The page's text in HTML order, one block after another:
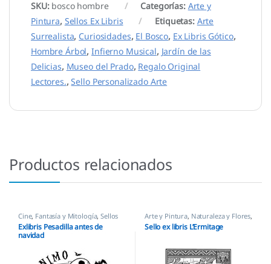
SKU: bosco hombre Categorías: Arte y
Pintura, Sellos Ex Libris Etiquetas: Arte
Surrealista, Curiosidades, El Bosco, Ex Libris Gótico,
Hombre Árbol,Infierno Musical, Jardín de las
Delicias, Museo del Prado, Regalo Original
Lectores.,Sello Personalizado Arte
Productos relacionados
Cine, Fantasía y Mitología,Sellos
Ex Libris
Exlibris Pesadilla antes de
navidad
Arte y Pintura, Naturaleza y Flores,
Personajes y Figuras, Sellos Ex
Libris
Sello ex libris L’Ermitage